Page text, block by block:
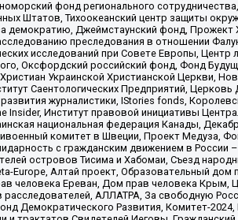
фонд регионального
Штатов, Тихоокеанский центр защиты
демократию, Джеймстаунский фонд, Прожект
преследования в отношении
исследований при Совете Европы,
Оксфордский российский фонд, Фонд
Христиан Украинской Христианской Церкви,
Саентологических Предприятий,
журналистики, IStories fonds,
Insider, Институт правовой инициативы
национальная федерация Канады,
комитет в Швеции, Проект Медуза,
с гражданским движением в России
островов Тисима и Хабомаи, Съезд
Europe, Алтай проект, Образовательный
человека Ереван, Дом прав человека Крым,
расследователей, АЛЛАТРА, За свободную
Демократического Развития, Комитет-